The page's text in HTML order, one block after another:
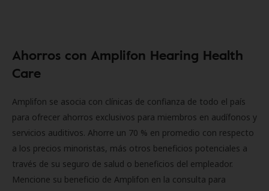
Ahorros con Amplifon Hearing Health
Care
Amplifon se asocia con clínicas de confianza de todo el país
para ofrecer ahorros exclusivos para miembros en audífonos y
servicios auditivos. Ahorre un 70 % en promedio con respecto
a los precios minoristas, más otros beneficios potenciales a
través de su seguro de salud o beneficios del empleador.
Mencione su beneficio de Amplifon en la consulta para